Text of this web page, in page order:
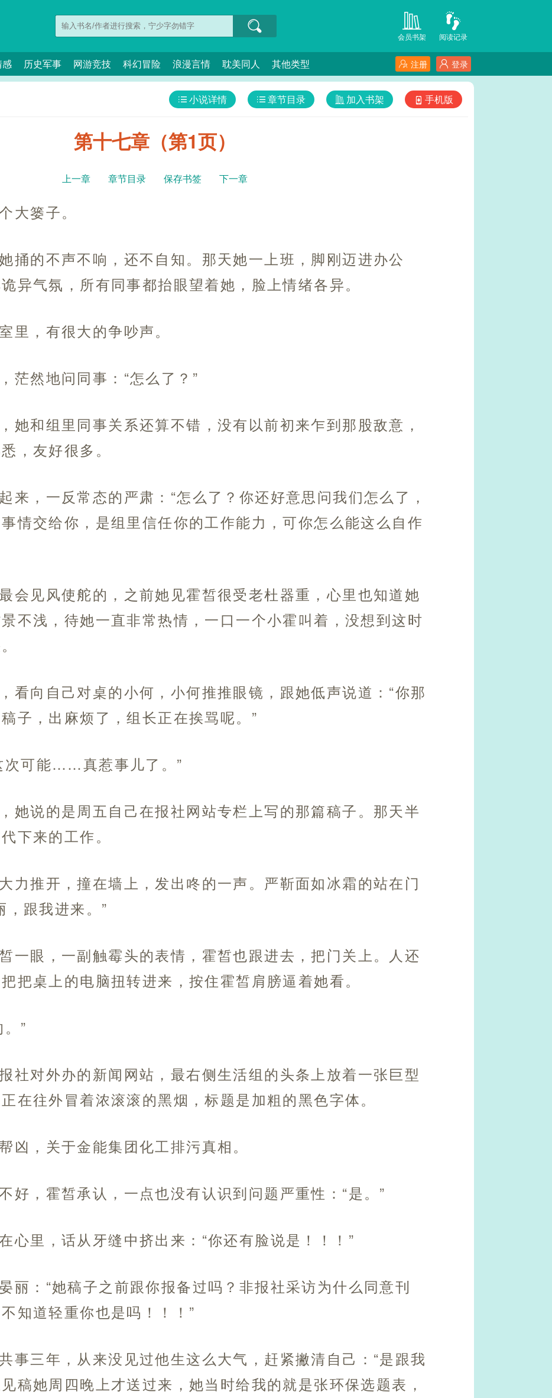
阅读记录
会员书架
感 历史军事 网游竞技 科幻冒险 浪漫言情 耽美同人 其他类型 登录
注册
手机版
加入书架
章节目录
小说详情
第十七章（第1页）
上一章 章节目录 保存书签 下一章
大篓子。
捅的不声不响，还不自知。那天她一上班，脚刚迈进办公
异气氛，所有同事都抬眼望着她，脸上情绪各异。
里，有很大的争吵声。
茫然地问同事：“怎么了？”
她和组里同事关系还算不错，没有以前初来乍到那股敌意，
，友好很多。
来，一反常态的严肃：“怎么了？你还好意思问我们怎么了，
情交给你，是组里信任你的工作能力，可你怎么能这么自作
会见风使舵的，之前她见霍皙很受老杜器重，心里也知道她
不浅，待她一直非常热情，一口一个小霍叫着，没想到这时
看向自己对桌的小何，小何推推眼镜，跟她低声说道：“你那
子，出麻烦了，组长正在挨骂呢。”
次可能……真惹事儿了。”
她说的是周五自己在报社网站专栏上写的那篇稿子。那天半
下来的工作。
力推开，撞在墙上，发出咚的一声。严靳面如冰霜的站在门
，跟我进来。”
一眼，一副触霉头的表情，霍皙也跟进去，把门关上。人还
把桌上的电脑扭转进来，按住霍皙肩膀逼着她看。
”
社对外办的新闻网站，最右侧生活组的头条上放着一张巨型
在往外冒着浓滚滚的黑烟，标题是加粗的黑色字体。
，关于金能集团化工排污真相。
好，霍皙承认，一点也没有认识到问题严重性：“是。”
心里，话从牙缝中挤出来：“你还有脸说是！！！”
丽：“她稿子之前跟你报备过吗？非报社采访为什么同意刊
知道轻重你也是吗！！！”
事三年，从来没见过他生这么大气，赶紧撇清自己：“是跟我
稿她周四晚上才送过来，她当时给我的就是张环保选题表，